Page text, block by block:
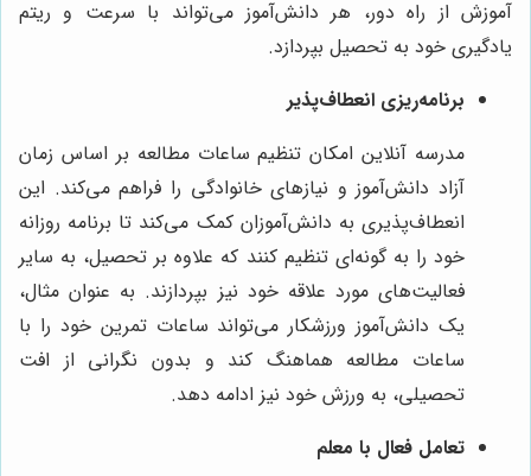
آموزش از راه دور، هر دانش‌آموز می‌تواند با سرعت و ریتم
یادگیری خود به تحصیل بپردازد.
برنامه‌ریزی انعطاف‌پذیر
مدرسه آنلاین امکان تنظیم ساعات مطالعه بر اساس زمان
آزاد دانش‌آموز و نیازهای خانوادگی را فراهم می‌کند. این
انعطاف‌پذیری به دانش‌آموزان کمک می‌کند تا برنامه روزانه
خود را به گونه‌ای تنظیم کنند که علاوه بر تحصیل، به سایر
فعالیت‌های مورد علاقه خود نیز بپردازند. به عنوان مثال،
یک دانش‌آموز ورزشکار می‌تواند ساعات تمرین خود را با
ساعات مطالعه هماهنگ کند و بدون نگرانی از افت
تحصیلی، به ورزش خود نیز ادامه دهد.
تعامل فعال با معلم